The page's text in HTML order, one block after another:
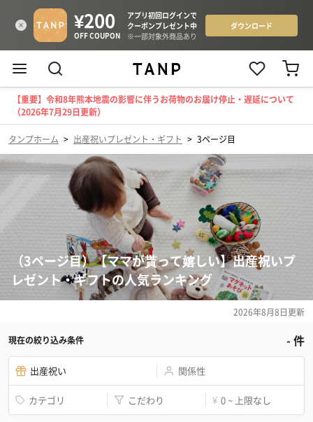
【重要】令和8年熊本地震の影響に伴うお荷物のお届け停止・遅延について
（2026年7月29日更新）
タンプホーム > 出産祝いプレゼント・ギフト > 3ページ目
（3ページ目）【ママが貰って嬉しい】出産祝いプ
レゼント・ギフトの人気ランキング
2026年8月8日更新
現在の絞り込み条件 -件
出産祝い 関係性
カテゴリ こだわり ¥ 0 ~ 上限なし